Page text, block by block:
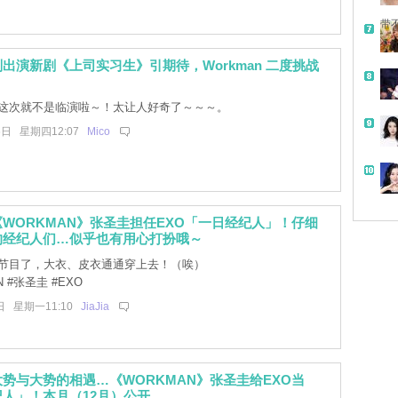
演新剧《上司实习生》引期待，Workman 二度挑战
次就不是临演啦～！太让人好奇了～～～。
星期四12:07 Mico
》张圣圭担任EXO「一日经纪人」！仔细
纪人们…似乎也有用心打扮哦～
目了，大衣、皮衣通通穿上去！（唉）
#张圣圭 #EXO
星期一11:10 JiaJia
与大势的相遇…《WORKMAN》张圣圭给EXO当
带